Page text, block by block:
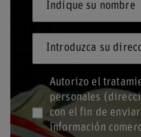
Indique su nombre
Introduzca su
Autorizo el
personales
con el fin de
información